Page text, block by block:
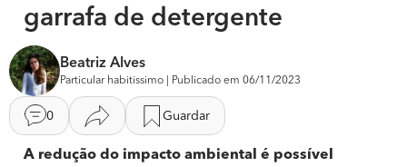
garrafa de detergente
Beatriz Alves
Particular habitissimo | Publicado em 06/11/2023
0 Guardar
A redução do impacto ambiental é possível